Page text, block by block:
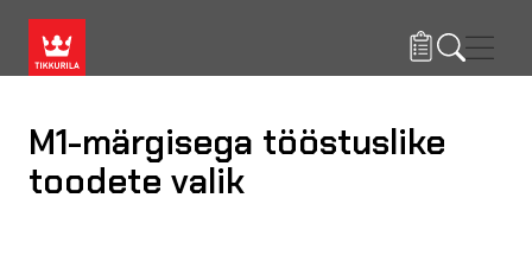
M1-märgisega tööstuslike
toodete valik